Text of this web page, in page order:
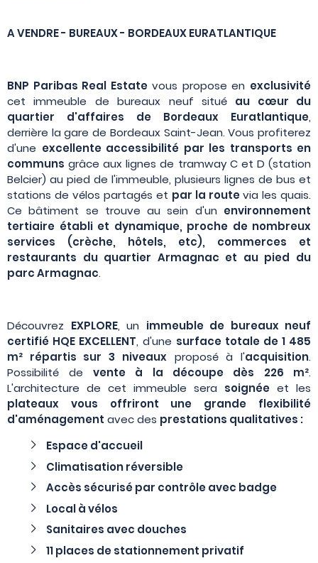
A VENDRE - BUREAUX - BORDEAUX EURATLANTIQUE
BNP Paribas Real Estatevous propose en exclusivité
cet immeuble de bureaux neuf situé au cœur du
quartier d'affaires de Bordeaux Euratlantique,
derrière la gare de Bordeaux Saint-Jean. Vous profiterez
d'une excellente accessibilité par les transports en
communs grâce aux lignes de tramway C et D (station
Belcier) au pied de l'immeuble, plusieurs lignes de bus et
stations de vélos partagés et par la routevia les quais.
Ce bâtiment se trouve au sein d'un environnement
tertiaire établi et dynamique, proche de nombreux
services (crèche, hôtels, etc), commerces et
restaurants du quartier Armagnac et au pied du
parc Armagnac.
Découvrez EXPLORE, un immeuble de bureaux neuf
certifié HQE EXCELLENT, d'une surface totale de 1 485
m² répartis sur 3 niveauxproposé à l'acquisition.
Possibilité de vente à la découpe dès 226 m².
L'architecture de cet immeuble sera soignée et les
plateaux vous offriront une grande flexibilité
d'aménagement avec des prestations qualitatives :
Espace d'accueil
Climatisation réversible
Accès sécurisé par contrôle avec badge
Local à vélos
Sanitaires avec douches
11 places de stationnement privatif